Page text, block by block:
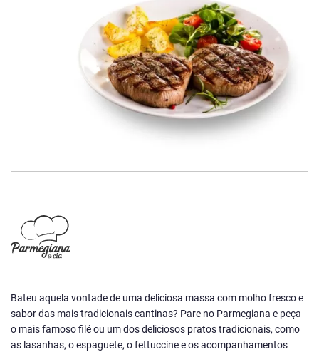
Bateu aquela vontade de uma deliciosa massa com molho fresco e
sabor das mais tradicionais cantinas? Pare no Parmegiana e peça
o mais famoso filé ou um dos deliciosos pratos tradicionais, como
as lasanhas, o espaguete, o fettuccine e os acompanhamentos